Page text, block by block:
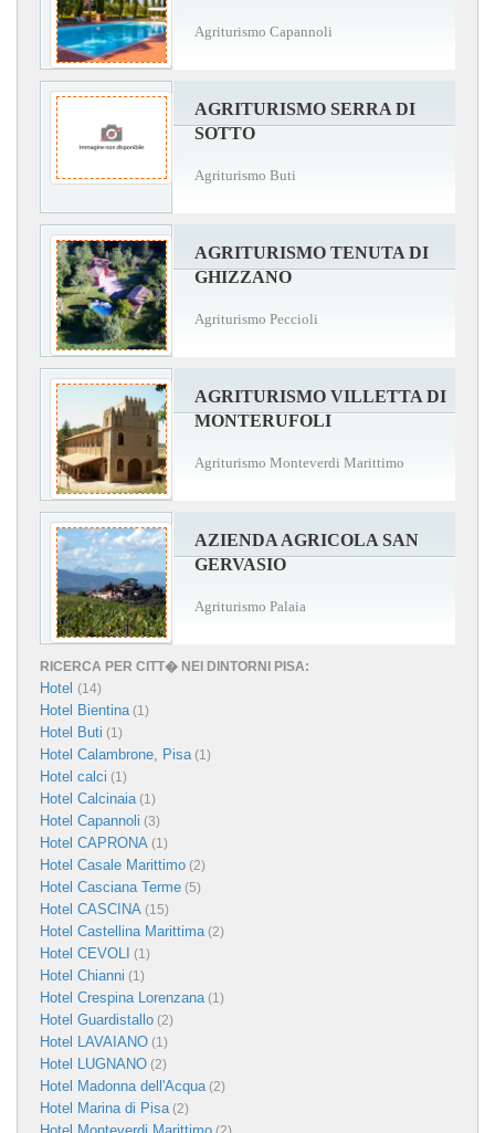
Agriturismo Capannoli
AGRITURISMO SERRA DI
SOTTO
Agriturismo Buti
AGRITURISMO TENUTA DI
GHIZZANO
Agriturismo Peccioli
AGRITURISMO VILLETTA DI
MONTERUFOLI
Agriturismo Monteverdi Marittimo
AZIENDA AGRICOLA SAN
GERVASIO
Agriturismo Palaia
RICERCA PER CITT� NEI DINTORNI PISA:
Hotel (14)
Hotel Bientina (1)
Hotel Buti (1)
Hotel Calambrone, Pisa (1)
Hotel calci (1)
Hotel Calcinaia (1)
Hotel Capannoli (3)
Hotel CAPRONA (1)
Hotel Casale Marittimo (2)
Hotel Casciana Terme (5)
Hotel CASCINA (15)
Hotel Castellina Marittima (2)
Hotel CEVOLI (1)
Hotel Chianni (1)
Hotel Crespina Lorenzana (1)
Hotel Guardistallo (2)
Hotel LAVAIANO (1)
Hotel LUGNANO (2)
Hotel Madonna dell'Acqua (2)
Hotel Marina di Pisa (2)